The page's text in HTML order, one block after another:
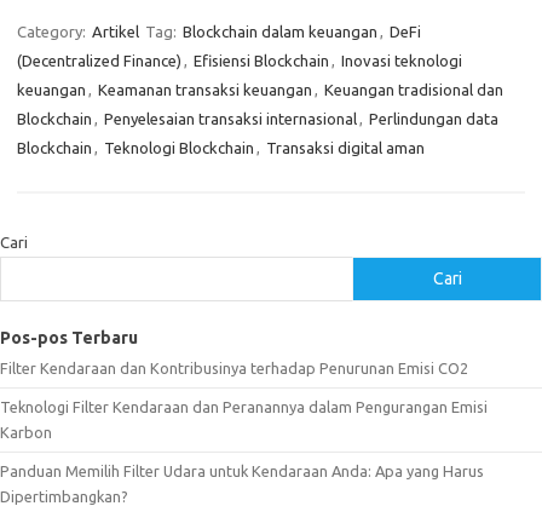
Category: Artikel Tag: Blockchain dalam keuangan , DeFi
(Decentralized Finance) , Efisiensi Blockchain , Inovasi teknologi
keuangan , Keamanan transaksi keuangan , Keuangan tradisional dan
Blockchain , Penyelesaian transaksi internasional, Perlindungan data
Blockchain , Teknologi Blockchain , Transaksi digital aman
Cari
Cari
Pos-pos Terbaru
Filter Kendaraan dan Kontribusinya terhadap Penurunan Emisi CO2
Teknologi Filter Kendaraan dan Peranannya dalam Pengurangan Emisi
Karbon
Panduan Memilih Filter Udara untuk Kendaraan Anda: Apa yang Harus
Dipertimbangkan?